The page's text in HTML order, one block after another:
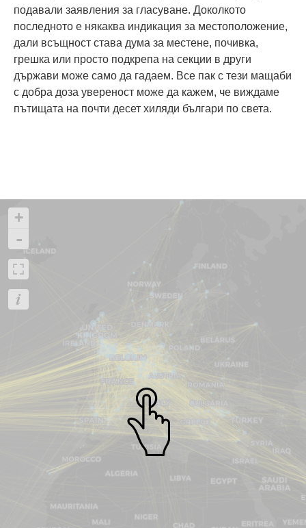
подавали заявления за гласуване. Доколкото
последното е някаква индикация за местоположение,
дали всъщност става дума за местене, почивка,
грешка или просто подкрепа на секции в други
държави може само да гадаем. Все пак с тези мащаби
с добра доза увереност може да кажем, че виждаме
пътищата на почти десет хиляди българи по света.